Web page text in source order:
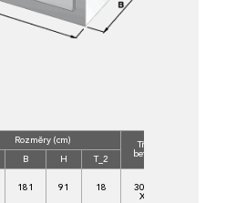
Rozměry (cm) Třída
betonu
B H
T_2
181 91 18 30/37-
XF4